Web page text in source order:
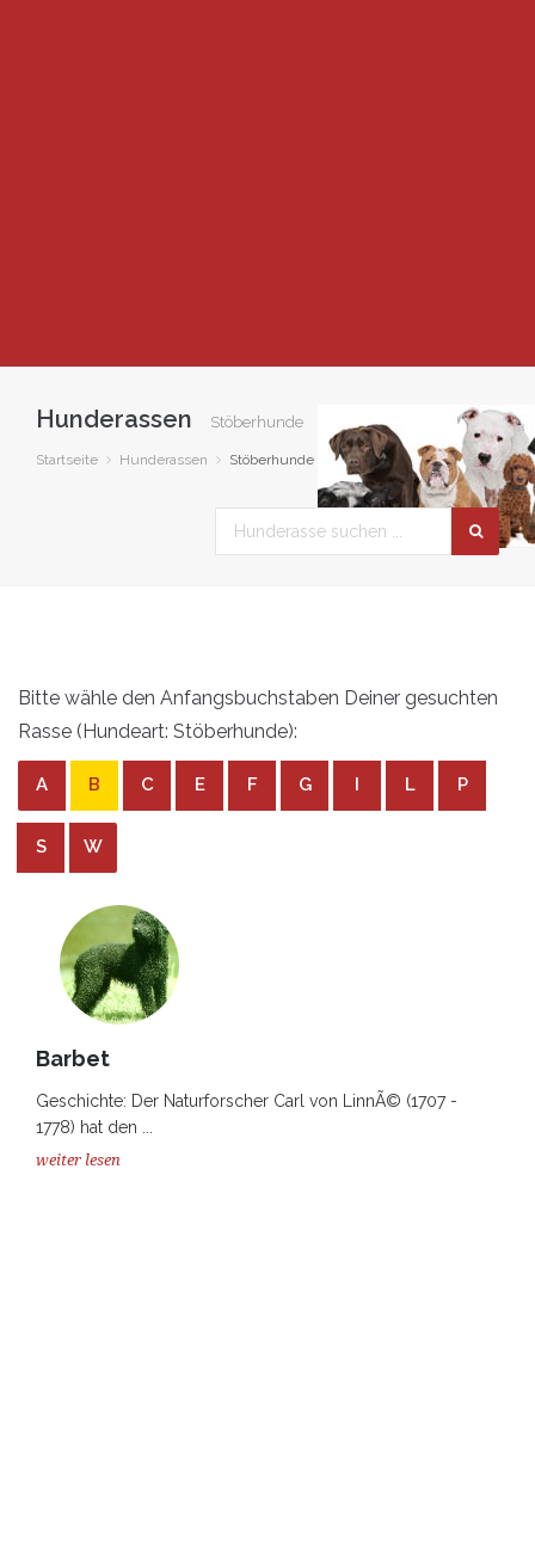
Hunderassen Stöberhunde
Startseite Hunderassen Stöberhunde
Bitte wähle den Anfangsbuchstaben Deiner gesuchten
Rasse (Hundeart: Stöberhunde):
A B C E F G I L P
S W
Barbet
Geschichte: Der Naturforscher Carl von LinnÃ© (1707 -
1778) hat den ...
weiter lesen